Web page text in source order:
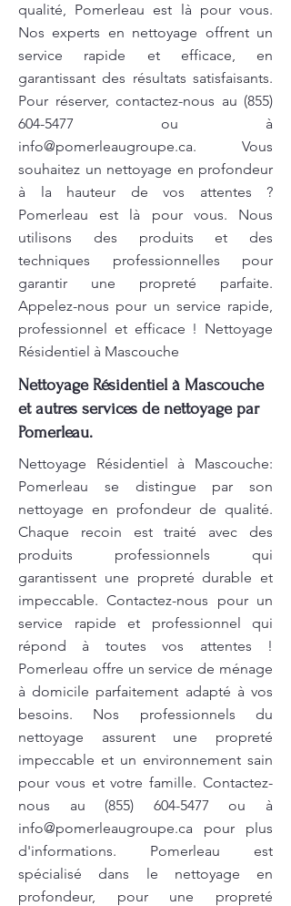
qualité, Pomerleau est là pour vous.
Nos experts en nettoyage offrent un
service rapide et efficace, en
garantissant des résultats satisfaisants.
Pour réserver, contactez-nous au (855)
604-5477 ou à
info@pomerleaugroupe.ca. Vous
souhaitez un nettoyage en profondeur
à la hauteur de vos attentes ?
Pomerleau est là pour vous. Nous
utilisons des produits et des
techniques professionnelles pour
garantir une propreté parfaite.
Appelez-nous pour un service rapide,
professionnel et efficace ! Nettoyage
Résidentiel à Mascouche
Nettoyage Résidentiel à Mascouche
et autres services de nettoyage par
Pomerleau.
Nettoyage Résidentiel à Mascouche:
Pomerleau se distingue par son
nettoyage en profondeur de qualité.
Chaque recoin est traité avec des
produits professionnels qui
garantissent une propreté durable et
impeccable. Contactez-nous pour un
service rapide et professionnel qui
répond à toutes vos attentes !
Pomerleau offre un service de ménage
à domicile parfaitement adapté à vos
besoins. Nos professionnels du
nettoyage assurent une propreté
impeccable et un environnement sain
pour vous et votre famille. Contactez-
nous au (855) 604-5477 ou à
info@pomerleaugroupe.ca pour plus
d'informations. Pomerleau est
spécialisé dans le nettoyage en
profondeur, pour une propreté